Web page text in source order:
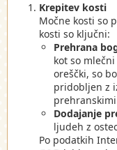
Krepitev kosti
Močne kosti so
kosti so ključni:
Prehrana
kot so
oreščki, so
pridobljen z
Dodajanje
ljudeh z
Po podatkih